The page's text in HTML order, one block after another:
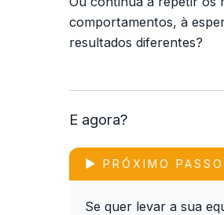
comportamentos, à
resultados diferentes?
E agora?
▶ PRÓXIMO PASSO
Se quer levar a sua